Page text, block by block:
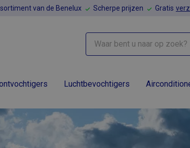
van de Benelux Scherpe prijzen Gratis
Luchtbevochtigers